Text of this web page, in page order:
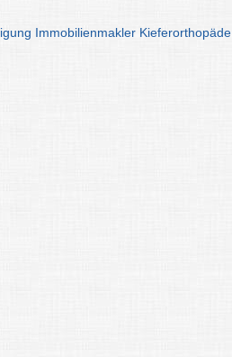
Immobilienmakler Kieferorthopäde